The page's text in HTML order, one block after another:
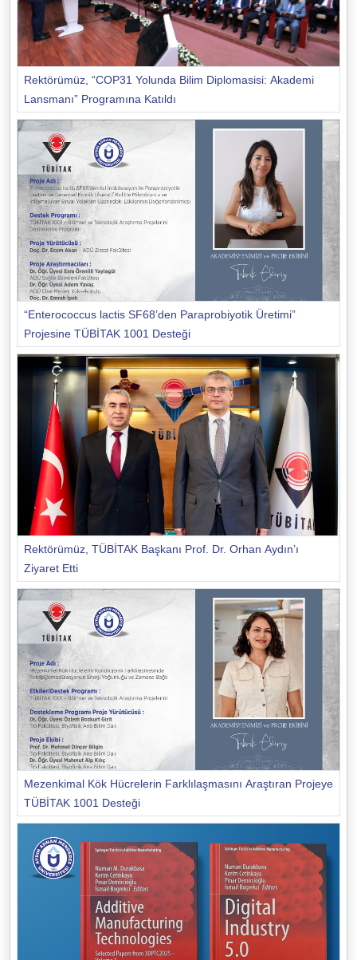
Rektörümüz, “COP31 Yolunda Bilim Diplomasisi: Akademi
Lansmanı” Programına Katıldı
“Enterococcus lactis SF68’den Paraprobiyotik Üretimi”
Projesine TÜBİTAK 1001 Desteği
Rektörümüz, TÜBİTAK Başkanı Prof. Dr. Orhan Aydın’ı
Ziyaret Etti
Mezenkimal Kök Hücrelerin Farklılaşmasını Araştıran Projeye
TÜBİTAK 1001 Desteği